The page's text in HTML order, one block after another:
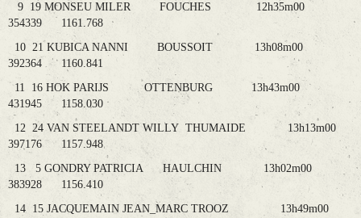
9 19 MONSEU MILER FOUCHES 12h35m00
354339 1161.768
10 21 KUBICA NANNI BOUSSOIT 13h08m00
392364 1160.841
11 16 HOK PARIJS OTTENBURG 13h43m00
431945 1158.030
12 24 VAN STEELANDT WILLY THUMAIDE 13h13m00
397176 1157.948
13 5 GONDRY PATRICIA HAULCHIN 13h02m00
383928 1156.410
14 15 JACQUEMAIN JEAN_MARC TROOZ 13h49m00